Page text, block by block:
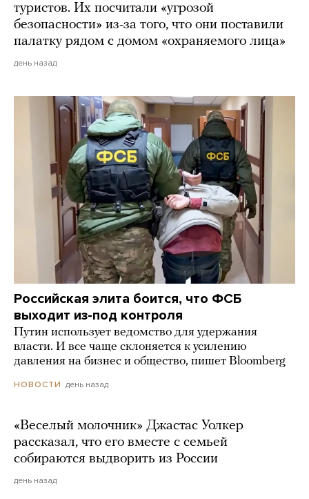
туристов. Их посчитали «угрозой
безопасности» из-за того, что они поставили
палатку рядом с домом «охраняемого лица»
день назад
Российская элита боится, что ФСБ
выходит из-под контроля
Путин использует ведомство для удержания
власти. И все чаще склоняется к усилению
давления на бизнес и общество, пишет Bloomberg
НОВОСТИ день назад
«Веселый молочник» Джастас Уолкер
рассказал, что его вместе с семьей
собираются выдворить из России
день назад